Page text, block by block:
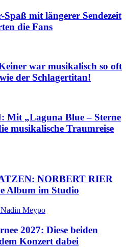
mit längerer Sendezeit
die Fans
war musikalisch so oft
der Schlagertitan!
„Laguna Blue – Sterne
musikalische Traumreise
NORBERT RIER
Album im Studio
2027: Diese beiden
Konzert dabei